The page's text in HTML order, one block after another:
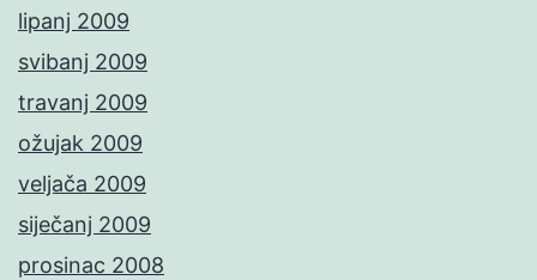
lipanj 2009
svibanj 2009
travanj 2009
ožujak 2009
veljača 2009
siječanj 2009
prosinac 2008